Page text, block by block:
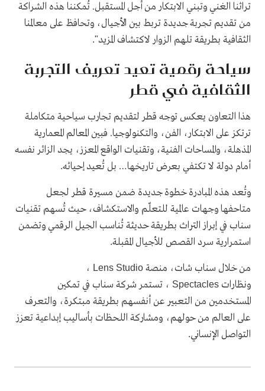
تراثنا الغني وتبني الابتكار من أجل المستقبل. تُمكننا هذه الشراكة
من تقديم تجربة جديدة تربط بين الأجيال، وتحافظ على معالمنا
الثقافية بطريقة تلهم الزوار لاكتشاف المزيد."
سياحة رقمية تعيد تعريف التجربة
الثقافية في قطر
هذا التعاون يعكس توجه قطر لتقديم تجارب سياحية متكاملة
ترتكز على الابتكار، الفن، والتكنولوجيا. فبين المعالم المعمارية
المذهلة، والمساحات الفنية، وتقنيات الواقع المعزز، يجد الزائر نفسه
أمام دولة لا تكتفي بعرض تاريخها… بل تُعيد إحيائه.
وتُعد هذه المبادرة خطوة جديدة ضمن مسيرة قطر لجعل
متاحفها وجهات عالمية للتعلّم والاستكشاف، حيث تُسهم تقنيات
سناب في إبراز التراث بطريقة حديثة تُناسب الجيل الرقمي وتضمن
استمرارية سرد القصص للأجيال المقبلة.
من خلال سناب شات، منصة Lens Studio ،
ونظارات Spectacles ، تستمر شركة سناب في تمكين
المستخدمين من التعبير عن أنفسهم بطريقة مبتكرة، والتعرف
على العالم من حولهم، ومشاركة اللحظات بأساليب إبداعية تعزز
التواصل الإنساني.